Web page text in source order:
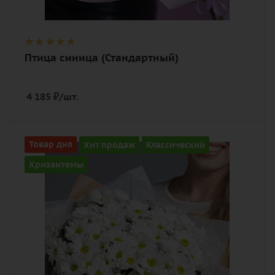
Птица синица (Стандартный)
4 185 ₽/шт.
Товар дня Хит продаж
Классический
Хризантемы
Количество
9
хризантема кустовая, лента,
дизайнерская упаковка